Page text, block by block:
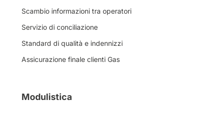
Scambio informazioni tra operatori
Servizio di conciliazione
Standard di qualità e indennizzi
Assicurazione finale clienti Gas
Modulistica